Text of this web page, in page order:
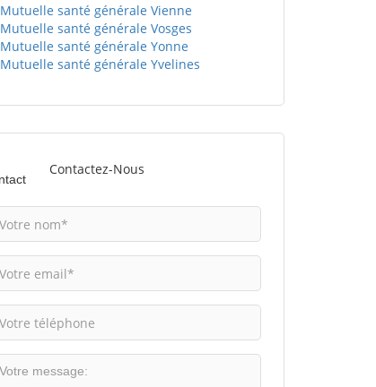
Mutuelle santé générale Vienne
Mutuelle santé générale Vosges
Mutuelle santé générale Yonne
Mutuelle santé générale Yvelines
Contactez-Nous